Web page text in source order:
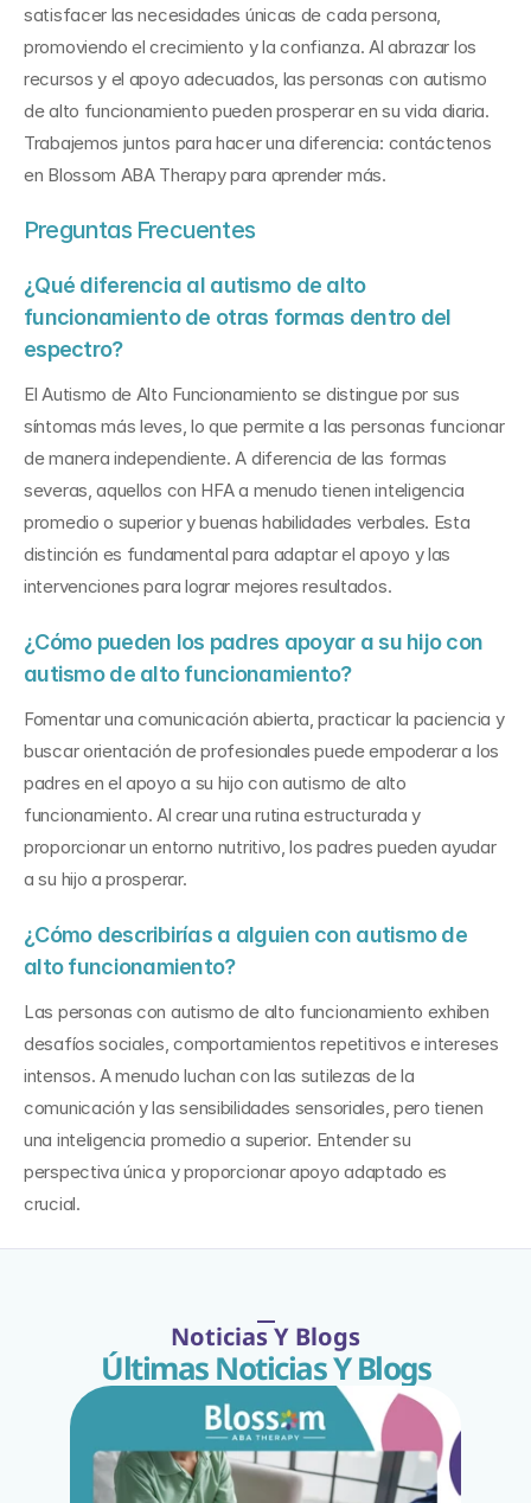
satisfacer las necesidades únicas de cada persona,
promoviendo el crecimiento y la confianza. Al abrazar los
recursos y el apoyo adecuados, las personas con autismo
de alto funcionamiento pueden prosperar en su vida diaria.
Trabajemos juntos para hacer una diferencia: contáctenos
en Blossom ABA Therapy para aprender más.
Preguntas Frecuentes
¿Qué diferencia al autismo de alto
funcionamiento de otras formas dentro del
espectro?
El Autismo de Alto Funcionamiento se distingue por sus
síntomas más leves, lo que permite a las personas funcionar
de manera independiente. A diferencia de las formas
severas, aquellos con HFA a menudo tienen inteligencia
promedio o superior y buenas habilidades verbales. Esta
distinción es fundamental para adaptar el apoyo y las
intervenciones para lograr mejores resultados.
¿Cómo pueden los padres apoyar a su hijo con
autismo de alto funcionamiento?
Fomentar una comunicación abierta, practicar la paciencia y
buscar orientación de profesionales puede empoderar a los
padres en el apoyo a su hijo con autismo de alto
funcionamiento. Al crear una rutina estructurada y
proporcionar un entorno nutritivo, los padres pueden ayudar
a su hijo a prosperar.
¿Cómo describirías a alguien con autismo de
alto funcionamiento?
Las personas con autismo de alto funcionamiento exhiben
desafíos sociales, comportamientos repetitivos e intereses
intensos. A menudo luchan con las sutilezas de la
comunicación y las sensibilidades sensoriales, pero tienen
una inteligencia promedio a superior. Entender su
perspectiva única y proporcionar apoyo adaptado es
crucial.
Noticias Y Blogs
Últimas Noticias Y Blogs